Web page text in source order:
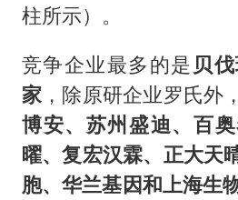
柱所示）。
竞争企业最多的是 贝
家 ，除原研企业罗氏外
博安、苏州盛迪、百
曜、复宏汉霖、正大天
胞、华兰基因和上海生